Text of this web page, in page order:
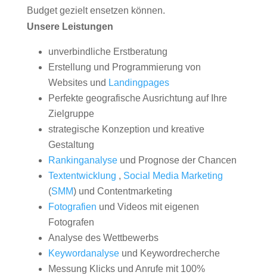
Budget gezielt ensetzen können.
Unsere Leistungen
unverbindliche Erstberatung
Erstellung und Programmierung von
Websites und Landingpages
Perfekte geografische Ausrichtung auf Ihre
Zielgruppe
strategische Konzeption und kreative
Gestaltung
Rankinganalyseund Prognose der Chancen
Textentwicklung , Social Media Marketing
(SMM) und Contentmarketing
Fotografien und Videos mit eigenen
Fotografen
Analyse des Wettbewerbs
Keywordanalyseund Keywordrecherche
Messung Klicks und Anrufe mit 100%